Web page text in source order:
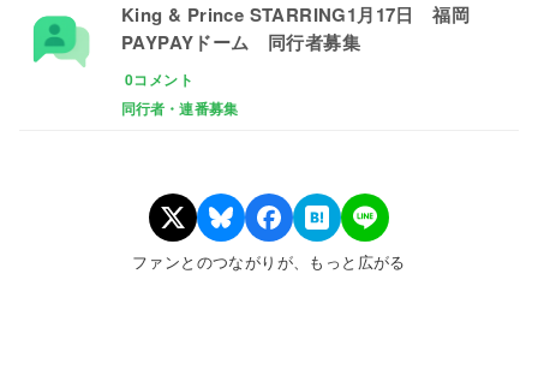
King & Prince STARRING1月17日 福岡
PAYPAYドーム 同行者募集
0コメント
同行者・連番募集
ファンとのつながりが、もっと広がる